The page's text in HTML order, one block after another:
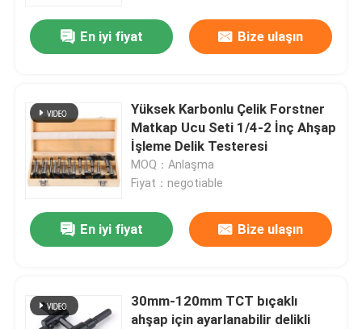
En iyi fiyat Bize ulaşın
Yüksek Karbonlu Çelik Forstner
Matkap Ucu Seti 1/4-2 İnç Ahşap
İşleme Delik Testeresi
MOQ：Anlaşma
Fiyat：negotiable
En iyi fiyat Bize ulaşın
30mm-120mm TCT bıçaklı
ahşap için ayarlanabilir delikli